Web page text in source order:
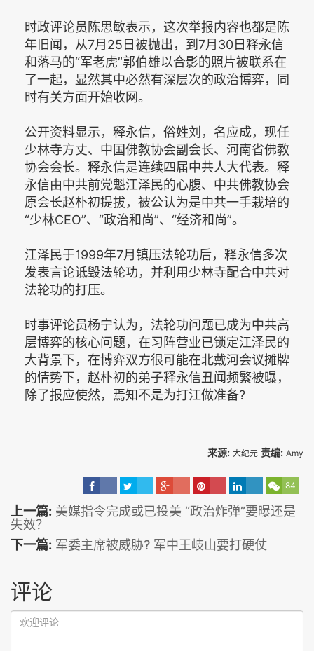
时政评论员陈思敏表示，这次举报内容也都是陈
年旧闻，从7月25日被抛出，到7月30日释永信
和落马的“军老虎”郭伯雄以合影的照片被联系在
了一起，显然其中必然有深层次的政治博弈，同
时有关方面开始收网。
公开资料显示，释永信，俗姓刘，名应成，现任
少林寺方丈、中国佛教协会副会长、河南省佛教
协会会长。释永信是连续四届中共人大代表。释
永信由中共前党魁江泽民的心腹、中共佛教协会
原会长赵朴初提拔，被公认为是中共一手栽培的
“少林CEO”、“政治和尚”、“经济和尚”。
江泽民于1999年7月镇压法轮功后，释永信多次
发表言论诋毁法轮功，并利用少林寺配合中共对
法轮功的打压。
时事评论员杨宁认为，法轮功问题已成为中共高
层博弈的核心问题，在习阵营业已锁定江泽民的
大背景下，在博弈双方很可能在北戴河会议摊牌
的情势下，赵朴初的弟子释永信丑闻频繁被曝，
除了报应使然，焉知不是为打江做准备?
来源: 大纪元 责编: Amy
84
上一篇: 美媒指令完成或已投美 “政治炸弹”要曝还是
失效？
下一篇: 军委主席被威胁? 军中王岐山要打硬仗
评论